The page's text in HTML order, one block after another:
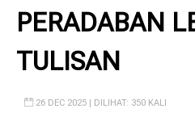
PERADABAN
TULISAN
26 DEC 2025 | DILIHAT: 350 KALI